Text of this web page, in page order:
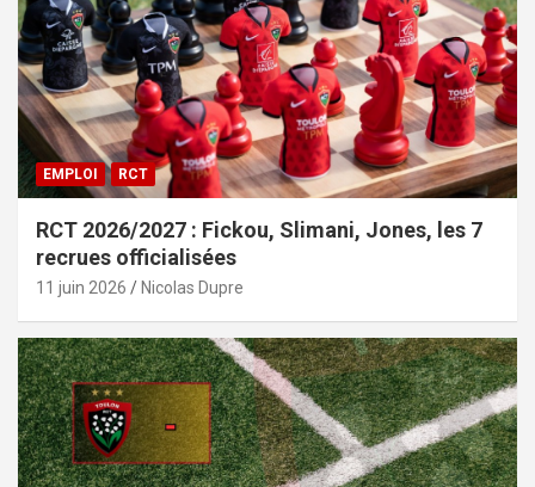
EMPLOI RCT
RCT 2026/2027 : Fickou, Slimani, Jones, les 7
recrues officialisées
11 juin 2026 Nicolas Dupre